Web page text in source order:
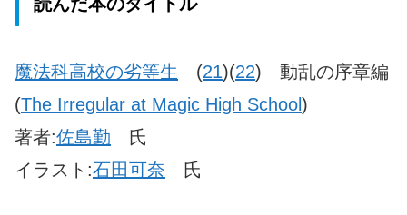
魔法科高校の劣等生 (21)(22) 動乱の序章編
(The Irregular at Magic High School)
著者:佐島勤 氏
イラスト:石田可奈 氏